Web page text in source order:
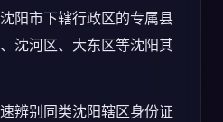
阳市下辖行政区的专属县
沈河区、大东区等沈阳其
辨别同类沈阳辖区身份证